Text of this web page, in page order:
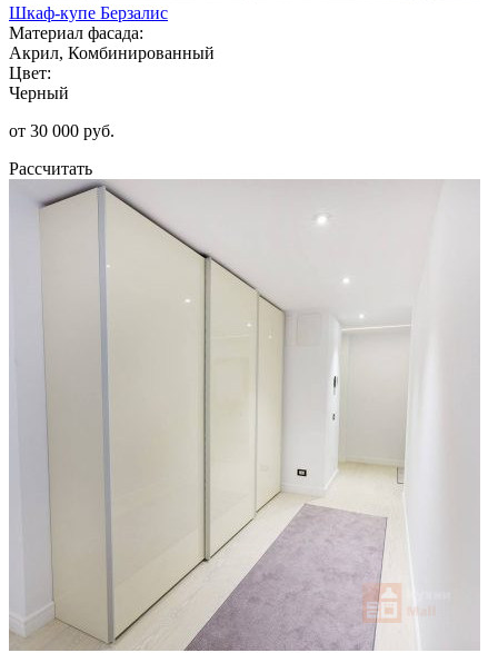
Шкаф-купе Берзалис
Материал фасада:
Акрил, Комбинированный
Цвет:
Черный
от 30 000 руб.
Рассчитать